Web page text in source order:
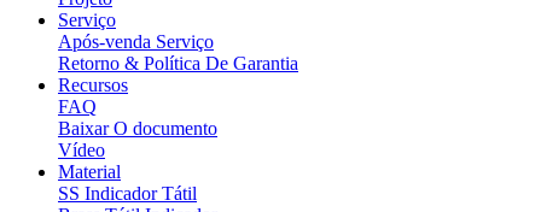
Serviço
Após-venda Serviço
Retorno & Política De Garantia
Recursos
FAQ
Baixar O documento
Vídeo
Material
SS Indicador Tátil